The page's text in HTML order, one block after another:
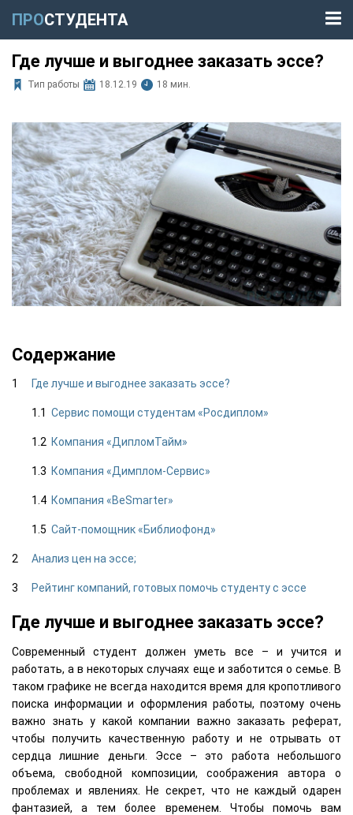
ПРОСТУДЕНТА
Где лучше и выгоднее заказать эссе?
Тип работы 18.12.19 18 мин.
Содержание
Где лучше и выгоднее заказать эссе?
Сервис помощи студентам «Росдиплом»
Компания «ДипломТайм»
Компания «Димплом-Сервис»
Компания «BeSmarter»
Сайт-помощник «Библиофонд»
Анализ цен на эссе;
Рейтинг компаний, готовых помочь студенту с эссе
Где лучше и выгоднее заказать эссе?
Современный студент должен уметь все – и учится и
работать, а в некоторых случаях еще и заботится о семье. В
таком графике не всегда находится время для кропотливого
поиска информации и оформления работы, поэтому очень
важно знать у какой компании важно заказать реферат,
чтобы получить качественную работу и не отрывать от
сердца лишние деньги. Эссе – это работа небольшого
объема, свободной композиции, соображения автора о
проблемах и явлениях. Не секрет, что не каждый одарен
фантазией, а тем более временем. Чтобы помочь вам